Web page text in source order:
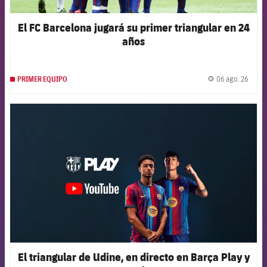
El FC Barcelona jugará su primer triangular en 24
años
PRIMER EQUIPO 06 ago. 26
El triangular de Udine, en directo en Barça Play y